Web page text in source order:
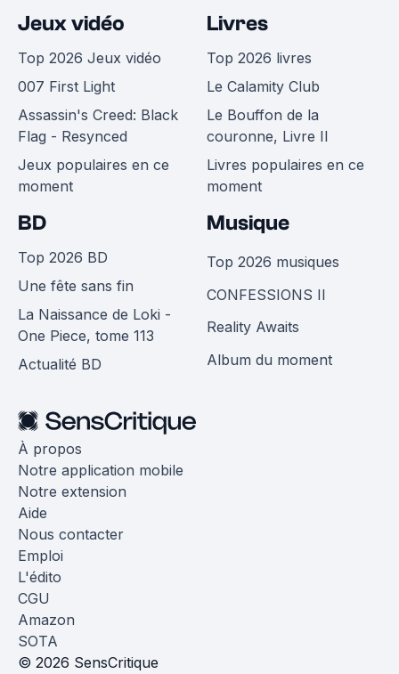
Jeux vidéo
Top 2026 Jeux vidéo
007 First Light
Assassin's Creed: Black
Flag - Resynced
Jeux populaires en ce
moment
Livres
Top 2026 livres
Le Calamity Club
Le Bouffon de la
couronne, Livre II
Livres populaires en ce
moment
BD
Top 2026 BD
Une fête sans fin
La Naissance de Loki -
One Piece, tome 113
Actualité BD
Musique
Top 2026 musiques
CONFESSIONS II
Reality Awaits
Album du moment
À propos
Notre application mobile
Notre extension
Aide
Nous contacter
Emploi
L'édito
CGU
Amazon
SOTA
© 2026 SensCritique